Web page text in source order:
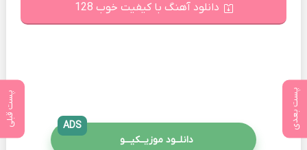
پست بعدی پست قبلی
دانلود آهنگ با کیفیت خوب 128
دانلــود موزیــکیـــو
ADS